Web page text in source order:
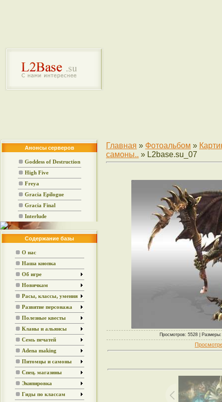
Анонсы серверов
Goddess of Destruction
High Five
Freya
Gracia Epilogue
Gracia Final
Interlude
Содержание базы
О нас
Наша кнопка
Об игре
Новичкам
Расы, классы, умения
Развитие персонажа
Полезные квесты
Кланы и альянсы
Семь печатей
Adena making
Питомцы и самоны
Спец. магазины
Экипировка
Гиды по классам
Главная » Фотоальбом »
самоны.. » L2base.su_07
Просмотров: 5528 |